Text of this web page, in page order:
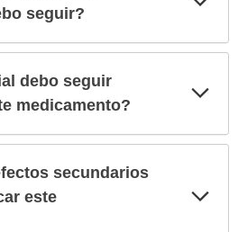
seguir?
debo seguir
medicamento?
secundarios
este